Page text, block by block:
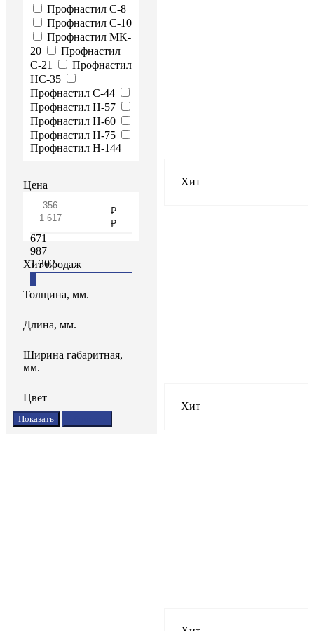
Профнастил C-8
Профнастил C-10
Профнастил MK-
20
Профнастил
С-21
Профнастил
НС-35
Профнастил С-44
Профнастил Н-57
Профнастил Н-60
Профнастил Н-75
Профнастил Н-144
Цена
671
987
1 302
Хит продаж
Толщина, мм.
Длина, мм.
Ширина габаритная,
мм.
Цвет
Хит
Хит